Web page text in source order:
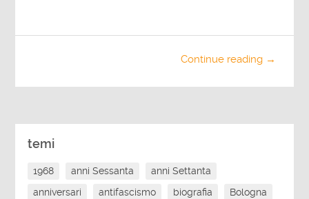
Continue reading →
temi
1968 anni Sessanta
anni Settanta
anniversari
antifascismo biografia
Bologna